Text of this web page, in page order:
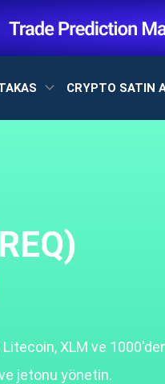
CRYPTO SATIN
Litecoin, XLM ve
jetonu yönetin.